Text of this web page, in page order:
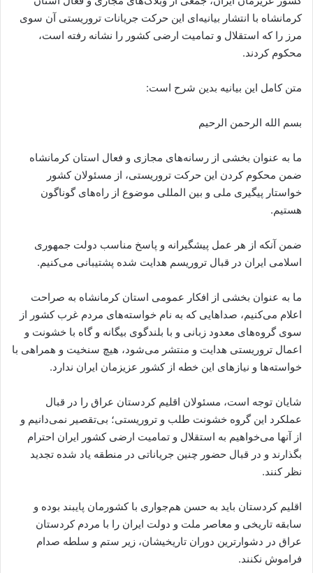
کرمانشاه با انتشار بیانیه‌ای این حرکت جریانات تروریستی آن سوی
مرز را که استقلال و تمامیت ارضی کشور را نشانه رفته‌ است،
محکوم کردند.
متن کامل این بیانیه بدین شرح است:
بسم الله الرحمن الرحیم
ما به‌ عنوان بخشی از رسانه‌های مجازی و فعال استان کرمانشاه
ضمن محکوم کردن این حرکت تروریستی، از مسئولان کشور
خواستار پیگیری ملی و بین المللی موضوع از راه‌های گوناگون
هستیم.
ضمن آنکه از هر عمل پیشگیرانه و پاسخ مناسب دولت جمهوری
اسلامی ایران در قبال تروریسم هدایت شده پشتیبانی می‌کنیم.
ما به‌ عنوان بخشی از افکار عمومی استان کرمانشاه به‌ صراحت
اعلام می‌کنیم، صداهایی که به‌ نام خواسته‌‌های مردم غرب کشور از
سوی گروه‌های معدود زبانی و با بلندگوی بیگانه و‌ گاه با خشونت و
اعمال تروریستی هدایت و منتشر می‌شود، هیچ سنخیت و همراهی با
خواسته‌ها و نیازهای این خطه از کشور عزیزمان ایران ندارد.
شایان توجه است، مسئولان اقلیم کردستان عراق را در قبال
عملکرد این گروه خشونت طلب و تروریستی؛ بی‌تقصیر نمی‌دانیم و
از آنها می‌خواهیم به استقلال و تمامیت ارضی کشور ایران احترام
بگذارند و در قبال حضور چنین جریاناتی در منطقه یاد شده تجدید
نظر کنند.
اقلیم کردستان باید به حسن هم‌جواری با کشورمان پایبند بوده و
سابقه تاریخی و معاصر ملت و دولت ایران را با مردم کردستان
عراق در دشوار‌ترین دوران تاریخیشان، زیر ستم و سلطه صدام
فراموش نکنند.